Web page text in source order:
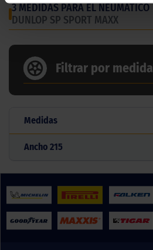
3 MEDIDAS PARA EL NEUMÁTICO
DUNLOP SP SPORT MAXX
Filtrar por medida
Medidas
Ancho 215